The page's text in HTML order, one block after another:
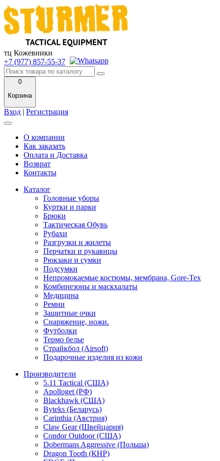
тц Кожевники
+7 (977) 857-55-37
0
Корзина
Вход | Регистрация
О компании
Как заказать
Оплата и Доставка
Возврат
Контакты
Каталог
Головные уборы
Куртки и парки
Брюки
Тактическая Обувь
Рубахи
Разгрузки и жилеты
Перчатки и рукавицы
Рюкзаки и сумки
Подсумки
Непромокаемые костюмы, мембрана, Gore-Tex
Комбинезоны и маскхалаты
Медицина
Ремни
Защитные очки
Снаряжение, ножи.
Футболки
Термо белье
Страйкбол (Airsoft)
Подарочные изделия из кожи
Производители
5.11 Tactical (США)
Apolloget (РФ)
Blackhawk (США)
Byteks (Беларусь)
Carinthia (Австрия)
Claw Gear (Швейцария)
Condor Outdoor (США)
Dobermans Aggressive (Польша)
Dragon Tooth (КНР)